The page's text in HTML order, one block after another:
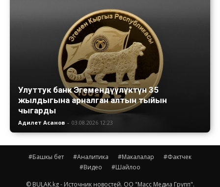
Улуттук банк Эгемендүүлүктүн 35
жылдыгына арналган алтын тыйын
чыгарды
Адилет Асанов - 03.08.2026 12:23
#Башкы бет #Аналитика #Макалалар
#Фактчек
#Видео
#Шайлоо
© BULAK.kg - Источник новостей. ОО "Масс Медиа Групп".